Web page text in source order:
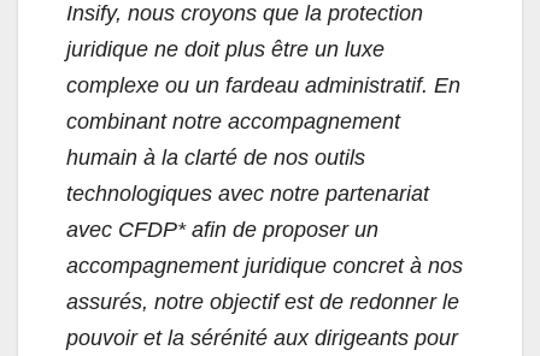
Insify, nous croyons que la protection
juridique ne doit plus être un luxe
complexe ou un fardeau administratif. En
combinant notre accompagnement
humain à la clarté de nos outils
technologiques avec notre partenariat
avec CFDP* afin de proposer un
accompagnement juridique concret à nos
assurés, notre objectif est de redonner le
pouvoir et la sérénité aux dirigeants pour